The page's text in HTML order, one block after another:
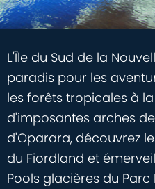
L'Île du Sud de la
paradis pour les
les forêts tropicales à
d'imposantes arches
d'Oparara, découvrez
du Fiordland et
Pools glacières du